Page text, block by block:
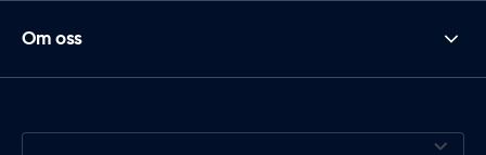
Om oss